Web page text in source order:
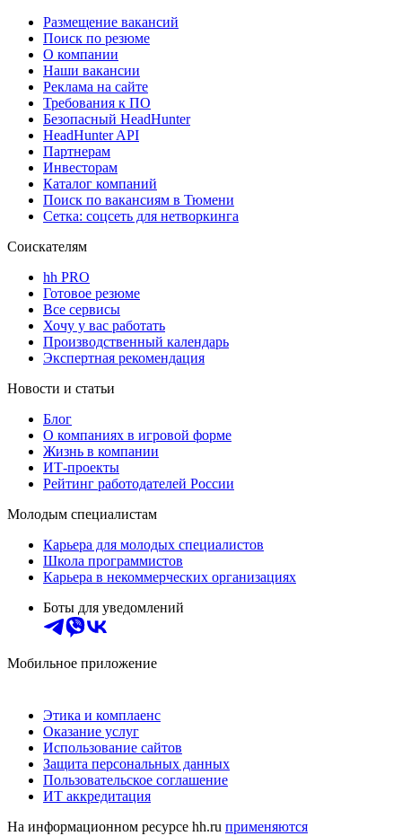
Размещение вакансий
Поиск по резюме
О компании
Наши вакансии
Реклама на сайте
Требования к ПО
Безопасный HeadHunter
HeadHunter API
Партнерам
Инвесторам
Каталог компаний
Поиск по вакансиям в Тюмени
Сетка: соцсеть для нетворкинга
Соискателям
hh PRO
Готовое резюме
Все сервисы
Хочу у вас работать
Производственный календарь
Экспертная рекомендация
Новости и статьи
Блог
О компаниях в игровой форме
Жизнь в компании
ИТ-проекты
Рейтинг работодателей России
Молодым специалистам
Карьера для молодых специалистов
Школа программистов
Карьера в некоммерческих организациях
Боты для уведомлений
Мобильное приложение
Этика и комплаенс
Оказание услуг
Использование сайтов
Защита персональных данных
Пользовательское соглашение
ИТ аккредитация
На информационном ресурсе hh.ru применяются